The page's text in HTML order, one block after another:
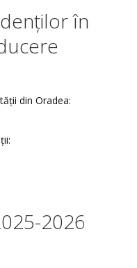
în
din Oradea:
2026